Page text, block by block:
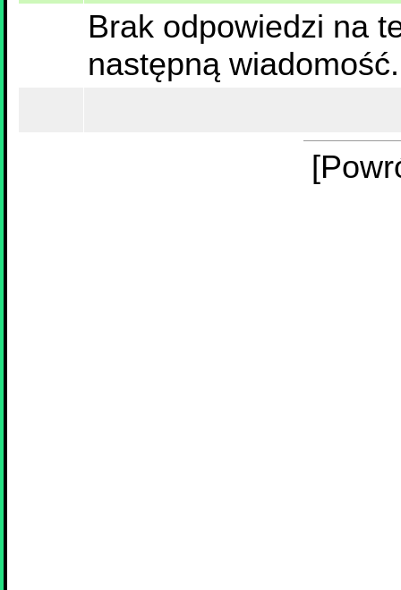
Brak odpowiedzi na
następną wiadomość.